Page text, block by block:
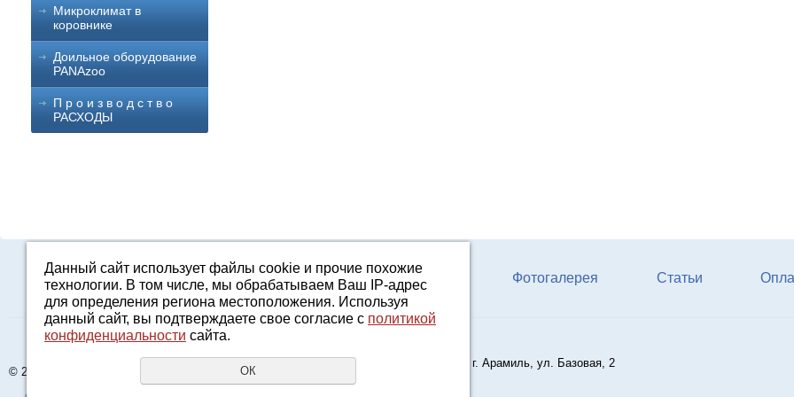
Микроклимат в
коровнике
Доильное оборудование
PANAzoo
П р о и з в о д с т в о
РАСХОДЫ
Каталог О компании Строительство ферм КРС Фотогалерея Статьи
© 2015 - 2026 AGRO96.RU
Адрес: Свердловская область, г. Арамиль, ул. Базовая, 2
E-mail:2161601@mail.ru
Данный сайт использует файлы cookie и прочие похожие
технологии. В том числе, мы обрабатываем Ваш IP-адрес
для определения региона местоположения. Используя
данный сайт, вы подтверждаете свое согласие с политикой
конфиденциальности сайта.
ОК